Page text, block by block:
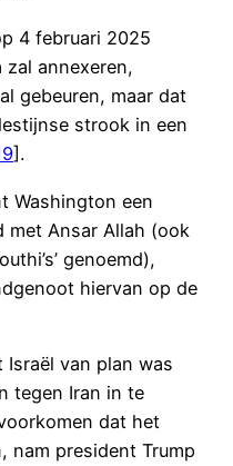
4 februari 2025
annexeren,
gebeuren, maar dat
strook in een
9].
Washington een
met Ansar Allah (ook
genoemd),
hiervan op de
van plan was
tegen Iran in te
dat het
nam president Trump